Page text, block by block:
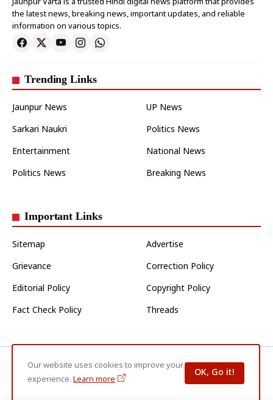
Jaunpur Varta is a trusted Hindi digital news platform that provides
the latest news, breaking news, important updates, and reliable
information on various topics.
Trending Links
Jaunpur News
UP News
Sarkari Naukri
Politics News
Entertainment
National News
Politics News
Breaking News
Important Links
Sitemap
Advertise
Grievance
Correction Policy
Editorial Policy
Copyright Policy
Fact Check Policy
Threads
HomeAbout UsContact UsPrivacy PolicyDisclaimer
Terms & Conditions
Our website uses cookies to improve your
experience.Learn more
OK, Go it!